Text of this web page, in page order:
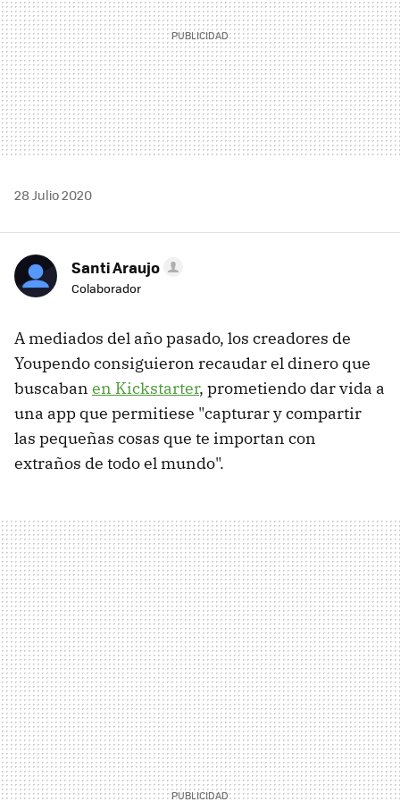
28 Julio 2020
Santi Araujo
Colaborador
A mediados del año pasado, los creadores de
Youpendo consiguieron recaudar el dinero que
buscaban en Kickstarter, prometiendo dar vida a
una app que permitiese "capturar y compartir
las pequeñas cosas que te importan con
extraños de todo el mundo".